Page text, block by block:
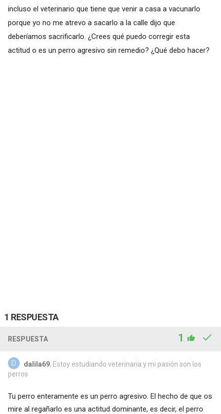
incluso el veterinario que tiene que venir a casa a vacunarlo
porque yo no me atrevo a sacarlo a la calle dijo que
deberíamos sacrificarlo. ¿Crees qué puedo corregir esta
actitud o es un perro agresivo sin remedio? ¿Qué debo hacer?
1 RESPUESTA
RESPUESTA 1
dalila69, Estoy estudiando veterinaria y mi pasión son los
perros
Tu perro enteramente es un perro agresivo. El hecho de que os
mire al regañarlo es una actitud dominante, es decir, el perro